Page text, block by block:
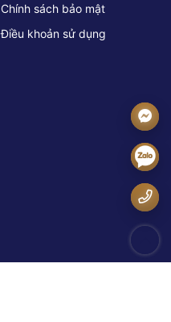
Chính sách bảo mật
Điều khoản sử dụng